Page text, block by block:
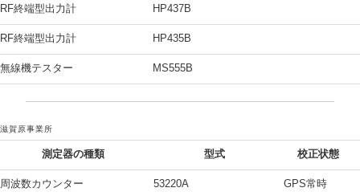
RF終端型出力計 HP437B
RF終端型出力計 HP435B
無線機テスター MS555B
滋賀原事業所
測定器の種類 型式 校正状態
周波数カウンター 53220A GPS常時